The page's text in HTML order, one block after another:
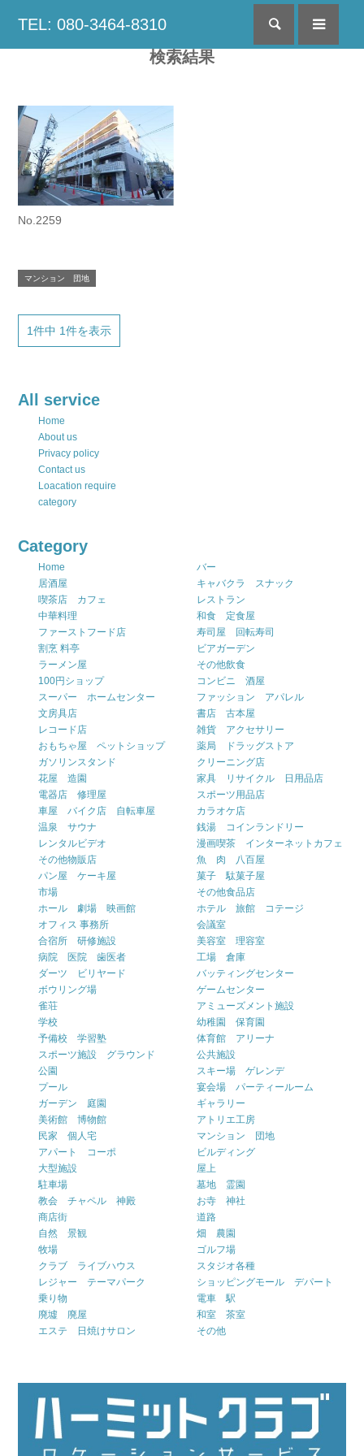
TEL: 080-3464-8310 検索
検索結果
No.2259
マンション 団地
1件中 1件を表示
All service
Home
About us
Privacy policy
Contact us
Loacation require
category
Category
Home
バー
居酒屋
キャバクラ スナック
喫茶店 カフェ
レストラン
中華料理
和食 定食屋
ファーストフード店
寿司屋 回転寿司
割烹 料亭
ビアガーデン
ラーメン屋
その他飲食
100円ショップ
コンビニ 酒屋
スーパー ホームセンター
ファッション アパレル
文房具店
書店 古本屋
レコード店
雑貨 アクセサリー
おもちゃ屋 ペットショップ
薬局 ドラッグストア
ガソリンスタンド
クリーニング店
花屋 造園
家具 リサイクル 日用品店
電器店 修理屋
スポーツ用品店
車屋 バイク店 自転車屋
カラオケ店
温泉 サウナ
銭湯 コインランドリー
レンタルビデオ
漫画喫茶 インターネットカフェ
その他物販店
魚 肉 八百屋
パン屋 ケーキ屋
菓子 駄菓子屋
市場
その他食品店
ホール 劇場 映画館
ホテル 旅館 コテージ
オフィス 事務所
会議室
合宿所 研修施設
美容室 理容室
病院 医院 歯医者
工場 倉庫
ダーツ ビリヤード
バッティングセンター
ボウリング場
ゲームセンター
雀荘
アミューズメント施設
学校
幼稚園 保育園
予備校 学習塾
体育館 アリーナ
スポーツ施設 グラウンド
公共施設
公園
スキー場 ゲレンデ
プール
宴会場 パーティールーム
ガーデン 庭園
ギャラリー
美術館 博物館
アトリエ工房
民家 個人宅
マンション 団地
アパート コーポ
ビルディング
大型施設
屋上
駐車場
墓地 霊園
教会 チャペル 神殿
お寺 神社
商店街
道路
自然 景観
畑 農園
牧場
ゴルフ場
クラブ ライブハウス
スタジオ各種
レジャー テーマパーク
ショッピングモール デパート
乗り物
電車 駅
廃墟 廃屋
和室 茶室
エステ 日焼けサロン
その他